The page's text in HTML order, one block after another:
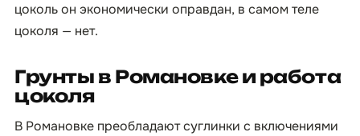
цоколь он экономически оправдан, в самом теле
цоколя — нет.
Грунты в Романовке и работа
цоколя
В Романовке преобладают суглинки с включениями